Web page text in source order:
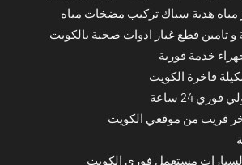
مياه هدية سباك تركيب مضخات مياه
تامين قطع غيار ادوات صحية بالكويت
خدمة فورية
فاخرة الكويت
24 ساعة
قريب من موقعي الكويت
مستعمل فوري الكويت